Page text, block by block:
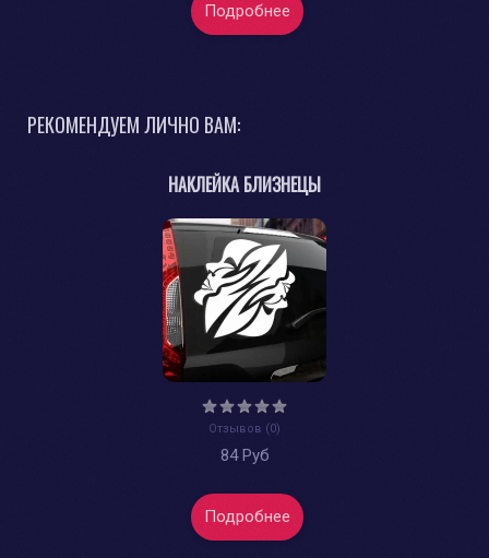
Подробнее
РЕКОМЕНДУЕМ ЛИЧНО ВАМ:
НАКЛЕЙКА БЛИЗНЕЦЫ
Отзывов (0)
84 Руб
Подробнее